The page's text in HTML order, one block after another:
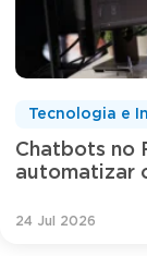
Chatbots no
automatizar
Tecnologia e
24 Jul 2026